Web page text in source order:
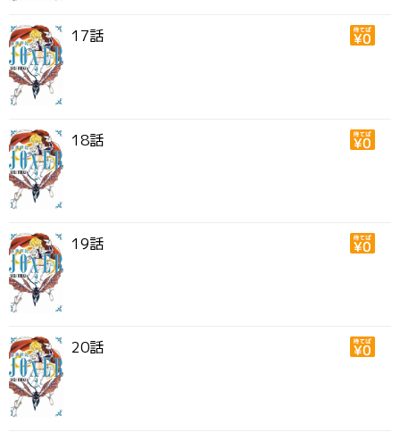
17話
18話
19話
20話